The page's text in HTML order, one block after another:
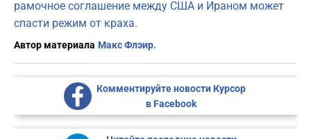
рамочное соглашение между США и Ираном может
спасти режим от краха.
Автор материала Макс Флэир.
Комментируйте новости Курсор
в Facebook